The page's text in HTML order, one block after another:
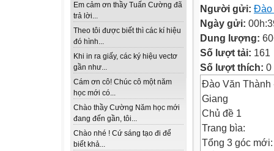
Em cảm ơn thầy Tuấn Cường đã
trả lời...
Theo tôi được biết thì các kí hiệu
đó hình...
Khi in ra giấy, các ký hiệu vectơ
gần như...
Cám ơn cô! Chúc cô một năm
học mới có...
Chào thầy Cường Năm học mới
đang đến gần, tôi...
Chào nhé ! Cứ sáng tạo đi để
biết khả...
Người gửi: Đào
Ngày gửi:
Dung lượng:
Số lượt tải: 161
Số lượt thích: 0
Đào Văn Thành
Giang
Chủ đề 1
Trang bìa:
Tổng 3 góc mới: